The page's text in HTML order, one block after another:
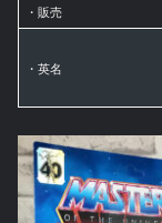
・販売
・英名